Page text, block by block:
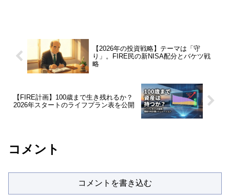
【2026年の投資戦略】テーマは「守
り」。FIRE民の新NISA配分とバケツ戦
略
【FIRE計画】100歳まで生き残れるか？
2026年スタートのライフプラン表を公開
コメント
コメントを書き込む